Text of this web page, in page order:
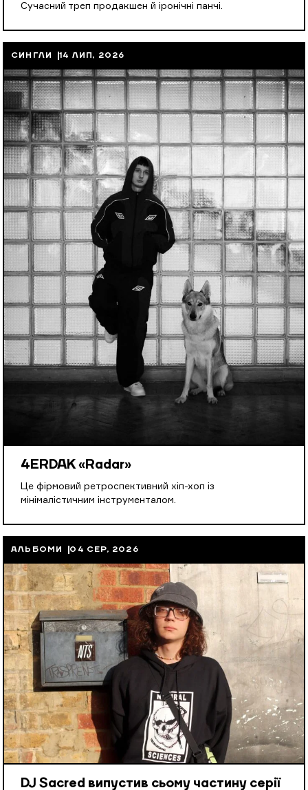
Cучасний треп продакшен й іронічні панчі.
СИНГЛИ 14 ЛИП, 2026
4ERDAK «Radar»
Це фірмовий ретроспективний хіп-хоп із
мінімалістичним інструменталом.
АЛЬБОМИ 04 СЕР, 2026
DJ Sacred випустив сьому частину серії